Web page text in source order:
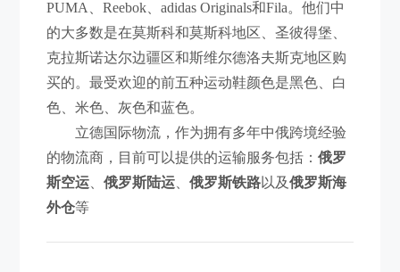
PUMA、Reebok、adidas Originals和Fila。他们中
的大多数是在莫斯科和莫斯科地区、圣彼得堡、
克拉斯诺达尔边疆区和斯维尔德洛夫斯克地区购
买的。最受欢迎的前五种运动鞋颜色是黑色、白
色、米色、灰色和蓝色。
立德国际物流，作为拥有多年中俄跨境经验
的物流商，目前可以提供的运输服务包括：俄罗
斯空运 、俄罗斯陆运 、俄罗斯铁路以及俄罗斯海
外仓等